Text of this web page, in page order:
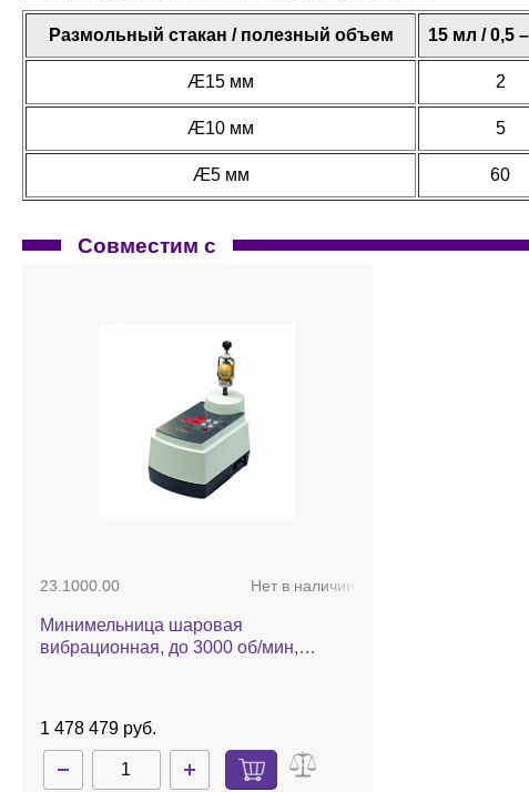
Размольный стакан / полезный объем 15 мл / 0,5
Æ15 мм 2
Æ10 мм 5
Æ5 мм 60
Совместим с
23.1000.00 Нет в наличии
Минимельница шаровая
вибрационная, до 3000 об/мин,
1 478 479 руб.